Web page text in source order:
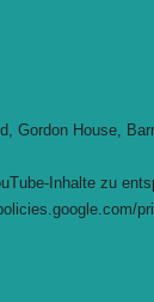
Gordon House,
Inhalte zu